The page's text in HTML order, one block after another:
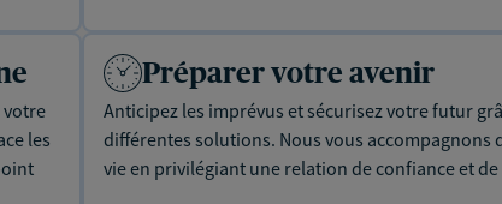
votre
les
Préparer votre avenir
Anticipez les imprévus et sécurisez votre futur
différentes solutions. Nous vous accompagnons
vie en privilégiant une relation de confiance et